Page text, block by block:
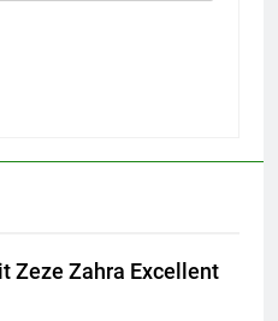
Zeze Zahra Excellent